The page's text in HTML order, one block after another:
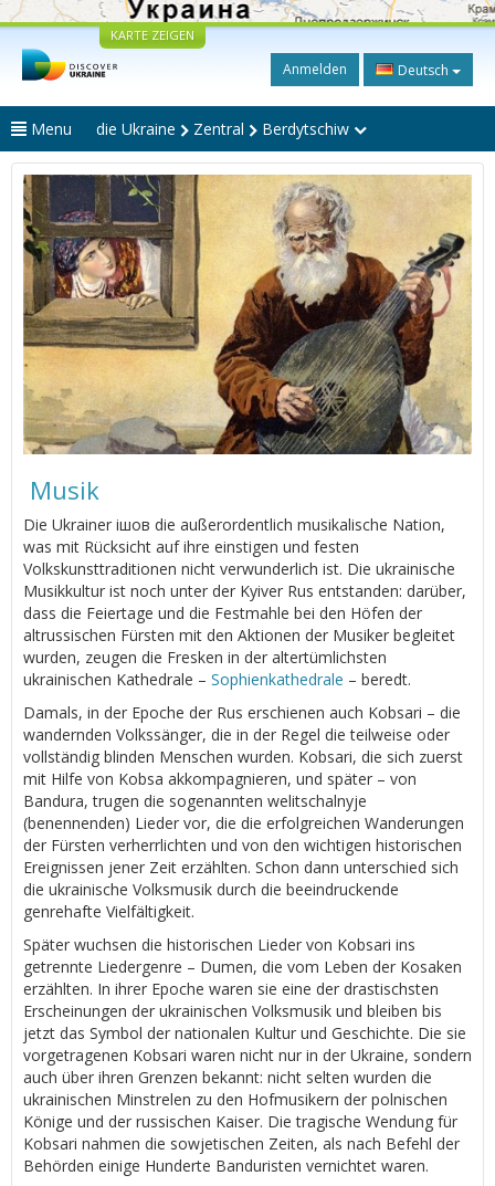
KARTE ZEIGEN
Anmelden Deutsch
Menu die Ukraine Zentral Berdytschiw
Musik
Die Ukrainer ішов die außerordentlich musikalische Nation,
was mit Rücksicht auf ihre einstigen und festen
Volkskunsttraditionen nicht verwunderlich ist. Die ukrainische
Musikkultur ist noch unter der Kyiver Rus entstanden: darüber,
dass die Feiertage und die Festmahle bei den Höfen der
altrussischen Fürsten mit den Aktionen der Musiker begleitet
wurden, zeugen die Fresken in der altertümlichsten
ukrainischen Kathedrale – Sophienkathedrale – beredt.
Damals, in der Epoche der Rus erschienen auch Kobsari – die
wandernden Volkssänger, die in der Regel die teilweise oder
vollständig blinden Menschen wurden. Kobsari, die sich zuerst
mit Hilfe von Kobsa akkompagnieren, und später – von
Bandura, trugen die sogenannten welitschalnyje
(benennenden) Lieder vor, die die erfolgreichen Wanderungen
der Fürsten verherrlichten und von den wichtigen historischen
Ereignissen jener Zeit erzählten. Schon dann unterschied sich
die ukrainische Volksmusik durch die beeindruckende
genrehafte Vielfältigkeit.
Später wuchsen die historischen Lieder von Kobsari ins
getrennte Liedergenre – Dumen, die vom Leben der Kosaken
erzählten. In ihrer Epoche waren sie eine der drastischsten
Erscheinungen der ukrainischen Volksmusik und bleiben bis
jetzt das Symbol der nationalen Kultur und Geschichte. Die sie
vorgetragenen Kobsari waren nicht nur in der Ukraine, sondern
auch über ihren Grenzen bekannt: nicht selten wurden die
ukrainischen Minstrelen zu den Hofmusikern der polnischen
Könige und der russischen Kaiser. Die tragische Wendung für
Kobsari nahmen die sowjetischen Zeiten, als nach Befehl der
Behörden einige Hunderte Banduristen vernichtet waren.